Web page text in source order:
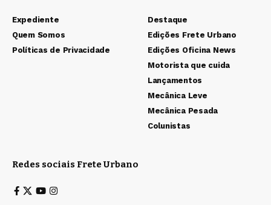
Expediente
Quem Somos
Políticas de Privacidade
Destaque
Edições Frete Urbano
Edições Oficina News
Motorista que cuida
Lançamentos
Mecânica Leve
Mecânica Pesada
Colunistas
Redes sociais Frete Urbano